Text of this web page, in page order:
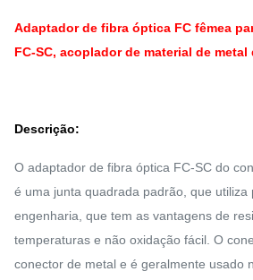
Adaptador de fibra óptica FC fêmea
FC-SC, acoplador de material de
Descrição:
O adaptador de fibra óptica FC-SC do
é uma junta quadrada padrão, que utiliza
engenharia, que tem as vantagens de
temperaturas e não oxidação fácil. O
conector de metal e é geralmente usado